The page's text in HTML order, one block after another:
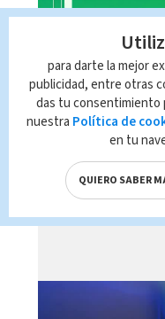
Telediario
Brenes, 07
para darte la mejor
publicidad, entre otras
das tu consentimiento
nuestra Política de
en tu
QUIERO SABER